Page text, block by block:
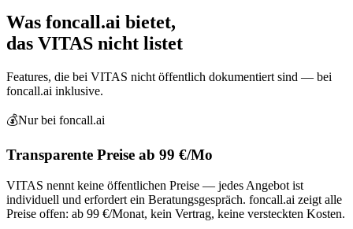
Was foncall.ai bietet,
das VITAS nicht listet
Features, die bei VITAS nicht öffentlich dokumentiert sind — bei
foncall.ai inklusive.
💰Nur bei foncall.ai
Transparente Preise ab 99 €/Mo
VITAS nennt keine öffentlichen Preise — jedes Angebot ist
individuell und erfordert ein Beratungsgespräch. foncall.ai zeigt alle
Preise offen: ab 99 €/Monat, kein Vertrag, keine versteckten Kosten.